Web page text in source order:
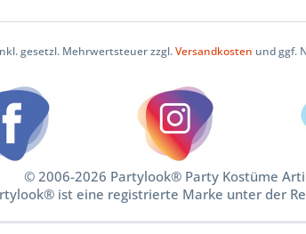
gesetzl. Mehrwertsteuer zzgl.Versandkosten und ggf.
© 2006-2026 Partylook® Party Kostüme
ist eine registrierte Marke unter der